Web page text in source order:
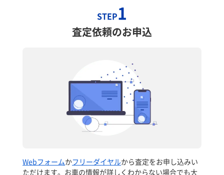
STEP1
査定依頼のお申込
Webフォームかフリーダイヤルから査定をお申し込みい
ただけます。お車の情報が詳しくわからない場合でも大